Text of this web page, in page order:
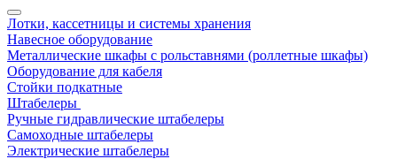
Лотки, кассетницы и системы хранения
Навесное оборудование
Металлические шкафы с рольставнями (роллетные шкафы)
Оборудование для кабеля
Стойки подкатные
Штабелеры
Ручные гидравлические штабелеры
Самоходные штабелеры
Электрические штабелеры